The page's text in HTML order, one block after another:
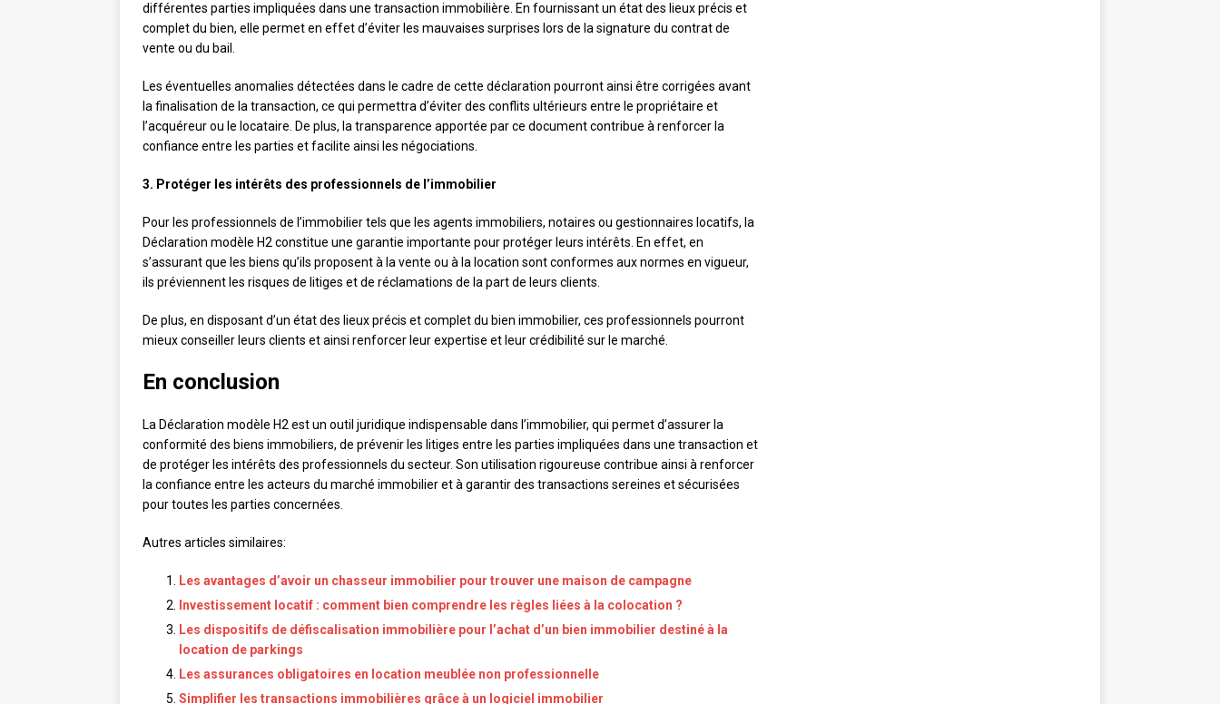
différentes parties impliquées dans une transaction immobilière. En fournissant un état des lieux précis et
complet du bien, elle permet en effet d’éviter les mauvaises surprises lors de la signature du contrat de
vente ou du bail.
Les éventuelles anomalies détectées dans le cadre de cette déclaration pourront ainsi être corrigées avant
la finalisation de la transaction, ce qui permettra d’éviter des conflits ultérieurs entre le propriétaire et
l’acquéreur ou le locataire. De plus, la transparence apportée par ce document contribue à renforcer la
confiance entre les parties et facilite ainsi les négociations.
3. Protéger les intérêts des professionnels de l’immobilier
Pour les professionnels de l’immobilier tels que les agents immobiliers, notaires ou gestionnaires locatifs, la
Déclaration modèle H2 constitue une garantie importante pour protéger leurs intérêts. En effet, en
s’assurant que les biens qu’ils proposent à la vente ou à la location sont conformes aux normes en vigueur,
ils préviennent les risques de litiges et de réclamations de la part de leurs clients.
De plus, en disposant d’un état des lieux précis et complet du bien immobilier, ces professionnels pourront
mieux conseiller leurs clients et ainsi renforcer leur expertise et leur crédibilité sur le marché.
En conclusion
La Déclaration modèle H2 est un outil juridique indispensable dans l’immobilier, qui permet d’assurer la
conformité des biens immobiliers, de prévenir les litiges entre les parties impliquées dans une transaction et
de protéger les intérêts des professionnels du secteur. Son utilisation rigoureuse contribue ainsi à renforcer
la confiance entre les acteurs du marché immobilier et à garantir des transactions sereines et sécurisées
pour toutes les parties concernées.
Autres articles similaires:
Les avantages d’avoir un chasseur immobilier pour trouver une maison de campagne
Investissement locatif : comment bien comprendre les règles liées à la colocation ?
Les dispositifs de défiscalisation immobilière pour l’achat d’un bien immobilier destiné à la
location de parkings
Les assurances obligatoires en location meublée non professionnelle
Simplifier les transactions immobilières grâce à un logiciel immobilier